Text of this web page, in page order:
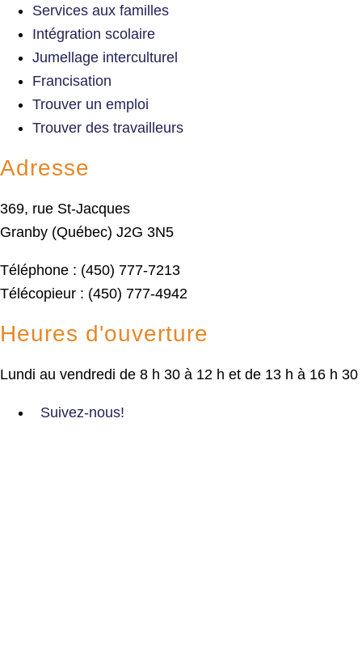
Services aux familles
Intégration scolaire
Jumellage interculturel
Francisation
Trouver un emploi
Trouver des travailleurs
Adresse
369, rue St-Jacques
Granby (Québec) J2G 3N5
Téléphone : (450) 777-7213
Télécopieur : (450) 777-4942
Heures d'ouverture
Lundi au vendredi de 8 h 30 à 12 h et de 13 h à 16 h 30
Suivez-nous!